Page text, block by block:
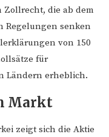
die ab dem
Regelungen senken
von 150
für
Ländern erheblich.
Markt
zeigt sich die Aktie